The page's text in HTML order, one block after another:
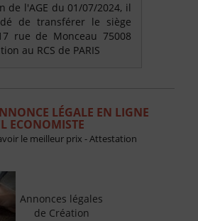
de l'AGE du 01/07/2024, il
de transférer le siège
rue de Monceau 75008
au RCS de PARIS
LÉGALE EN LIGNE
ECONOMISTE
le meilleur prix - Attestation
Annonces légales
de Création